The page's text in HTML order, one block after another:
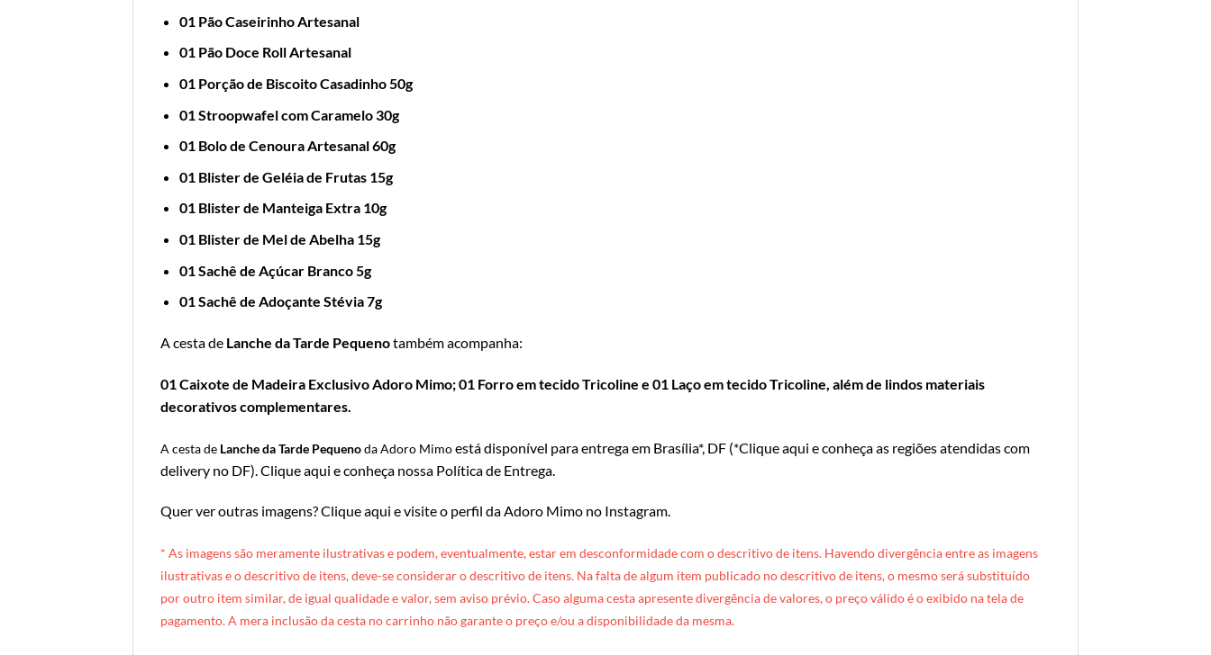
01 Pão Caseirinho Artesanal
01 Pão Doce Roll Artesanal
01 Porção de Biscoito Casadinho 50g
01 Stroopwafel com Caramelo 30g
01 Bolo de Cenoura Artesanal 60g
01 Blister de Geléia de Frutas 15g
01 Blister de Manteiga Extra 10g
01 Blister de Mel de Abelha 15g
01 Sachê de Açúcar Branco 5g
01 Sachê de Adoçante Stévia 7g
A cesta de Lanche da Tarde Pequenotambém acompanha:
01 Caixote de Madeira Exclusivo Adoro Mimo; 01 Forro em tecido Tricoline e 01 Laço em tecido Tricoline, além de lindos materiais
decorativos complementares.
A cesta de Lanche da Tarde Pequenoda Adoro Mimoestá disponível para entrega em Brasília*, DF (*Clique aqui e conheça as regiões atendidas com
delivery no DF). Clique aqui e conheça nossa Política de Entrega
Quer ver outras imagens?Clique aqui e visite o perfil da Adoro Mimo no Instagram.
* As imagens são meramente ilustrativas e podem, eventualmente, estar em desconformidade com o descritivo de itens. Havendo divergência entre as imagens
ilustrativas e o descritivo de itens, deve-se considerar o descritivo de itens. Na falta de algum item publicado no descritivo de itens, o mesmo será substituído
por outro item similar, de igual qualidade e valor, sem aviso prévio. Caso alguma cesta apresente divergência de valores, o preço válido é o exibido na tela de
pagamento. A mera inclusão da cesta no carrinho não garante o preço e/ou a disponibilidade da mesma.